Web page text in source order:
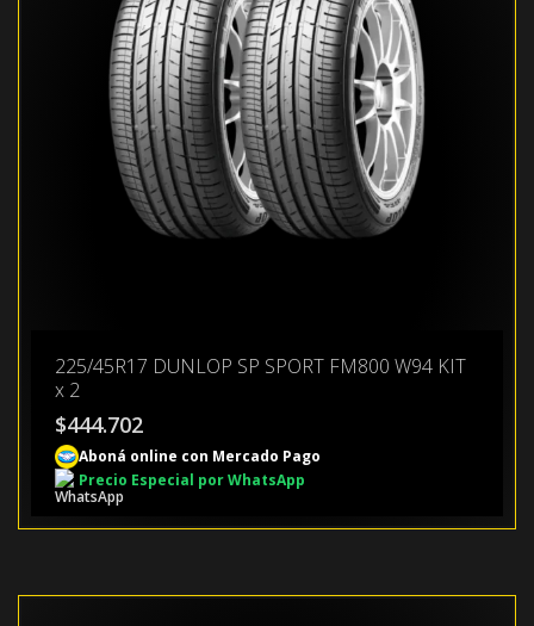
225/45R17 DUNLOP SP SPORT FM800 W94 KIT
x 2
$444.702
Aboná online con Mercado Pago
Precio Especial por WhatsApp